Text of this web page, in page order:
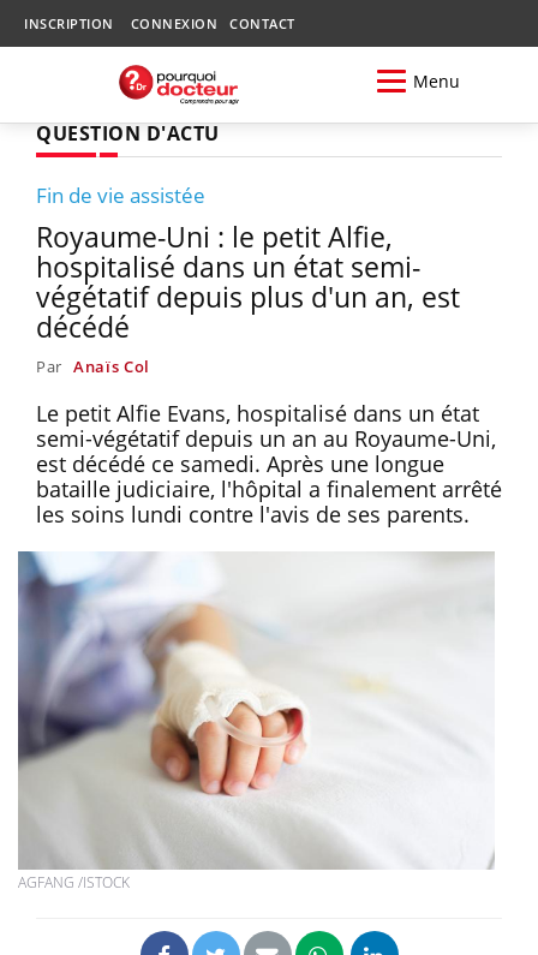
INSCRIPTION CONNEXION CONTACT
Menu
QUESTION D'ACTU
Fin de vie assistée
Royaume-Uni : le petit Alfie,
hospitalisé dans un état semi-
végétatif depuis plus d'un an, est
décédé
Par Anaïs Col
Le petit Alfie Evans, hospitalisé dans un état
semi-végétatif depuis un an au Royaume-Uni,
est décédé ce samedi. Après une longue
bataille judiciaire, l'hôpital a finalement arrêté
les soins lundi contre l'avis de ses parents.
AGFANG /ISTOCK